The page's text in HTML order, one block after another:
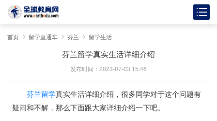
首页 留学直通车 芬兰 留学生活
芬兰留学真实生活详细介绍
发布时间：2023-07-03 15:46
芬兰留学真实生活详细介绍，很多同学对于这个问题有
疑问和不解，那么下面跟大家详细介绍一下吧。